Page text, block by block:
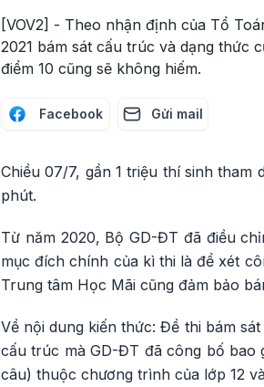
[VOV2] - Theo nhận định của Tổ
2021 bám sát cấu trúc và dạng thức
điểm 10 cũng sẽ không hiếm.
Facebook Gửi mail
Chiều 07/7, gần 1 triệu thí sinh tham
phút.
Từ năm 2020, Bộ GD-ĐT đã điều
mục đích chính của kì thi là để xét
Trung tâm Học Mãi cũng đảm bảo
Về nội dung kiến thức: Đề thi bám
cấu trúc mà GD-ĐT đã công bố bao
câu) thuộc chương trình của lớp 12